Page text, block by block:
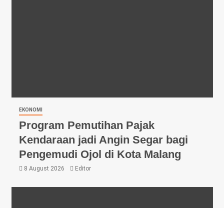
EKONOMI
Program Pemutihan Pajak
Kendaraan jadi Angin Segar bagi
Pengemudi Ojol di Kota Malang
8 August 2026 Editor